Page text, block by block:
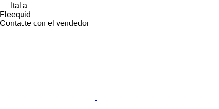
Italia
Fleequid
Contacte con el vendedor